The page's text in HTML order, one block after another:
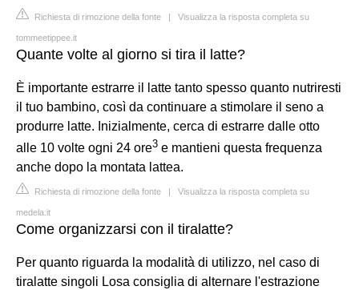
Richiesta di rimozione della fonte | Visualizza la risposta completa su
tommeetippee.it
Quante volte al giorno si tira il latte?
È importante estrarre il latte tanto spesso quanto nutriresti
il tuo bambino, così da continuare a stimolare il seno a
produrre latte. Inizialmente, cerca di estrarre dalle otto
alle 10 volte ogni 24 ore3 e mantieni questa frequenza
anche dopo la montata lattea.
Richiesta di rimozione della fonte | Visualizza la risposta completa su
medela.it
Come organizzarsi con il tiralatte?
Per quanto riguarda la modalità di utilizzo, nel caso di
tiralatte singoli Losa consiglia di alternare l'estrazione